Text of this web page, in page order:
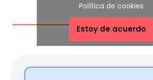
Política de cookies
Estoy de acuerdo